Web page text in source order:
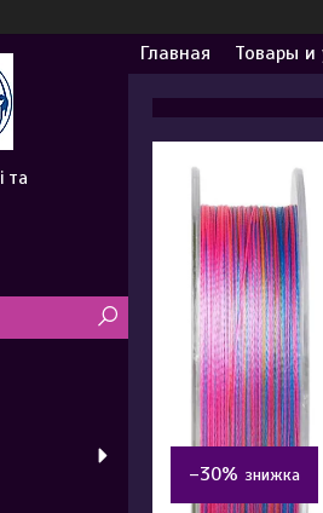
Главная Товары и
–30%
та